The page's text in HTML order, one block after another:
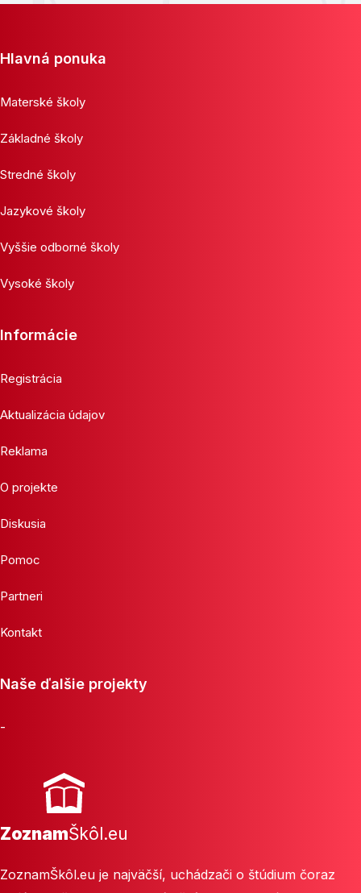
Hlavná ponuka
Materské školy
Základné školy
Stredné školy
Jazykové školy
Vyššie odborné školy
Vysoké školy
Informácie
Registrácia
Aktualizácia údajov
Reklama
O projekte
Diskusia
Pomoc
Partneri
Kontakt
Naše ďalšie projekty
-
ZoznamŠkôl.eu
ZoznamŠkôl.eu je najväčší, uchádzači o štúdium čoraz